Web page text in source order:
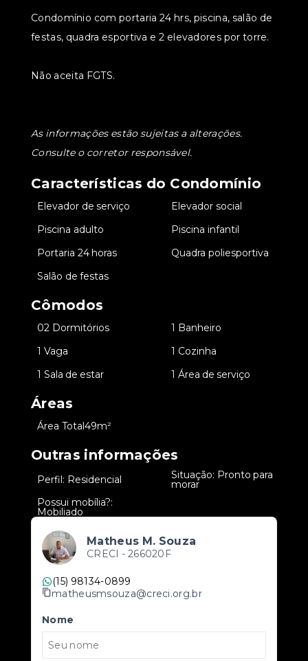
Condomínio com portaria 24 hrs, piscina, salão de
festas, quadra esportiva e 2 elevadores por torre.
Não aceita FGTS.
As informações estão sujeitas a alterações.
Consulte o corretor responsável.
Características do Condomínio
Elevador de serviço
Elevador social
Piscina adulto
Piscina infantil
Portaria 24 horas
Quadra poliesportiva
Salão de festas
Cômodos
02 Dormitórios
1 Banheiro
1 Vaga
1 Cozinha
1 Sala de estar 1 Área de serviço
Áreas
Área Total49m²
Outras informações
Perfil: Residencial Situação: Pronto para
morar
Possui mobília?:
Mobiliado
Matheus M. Souza
CRECI - 266020F
(15) 98134-0899
matheusmsouza@creci.org.br
Nome